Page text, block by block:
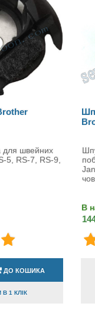
для швейних
5, RS-7, RS-9,
ДО КОШИКА
1 КЛІК
В